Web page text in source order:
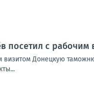
посетил с
Донецкую